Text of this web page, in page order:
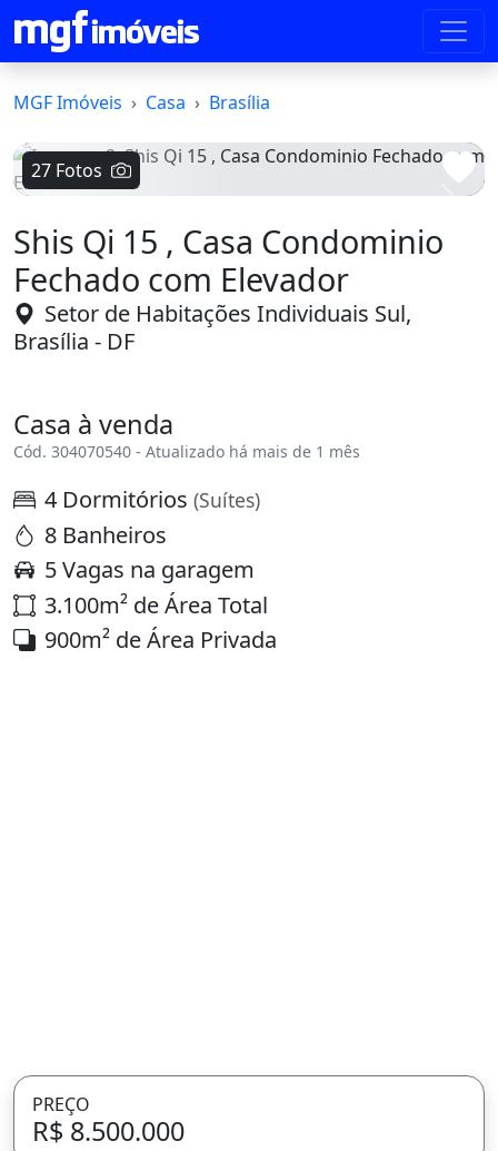
MGF Imóveis Casa Brasília
27 Fotos
Shis Qi 15 , Casa Condominio
Fechado com Elevador
Setor de Habitações Individuais Sul,
Brasília - DF
Casa à venda
Cód. 304070540 - Atualizado há mais de 1 mês
4 Dormitórios (Suítes)
8 Banheiros
5 Vagas na garagem
3.100m² de Área Total
900m² de Área Privada
PREÇO
R$ 8.500.000